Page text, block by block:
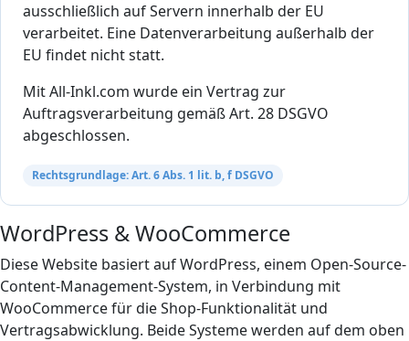
ausschließlich auf Servern innerhalb der EU
verarbeitet. Eine Datenverarbeitung außerhalb der
EU findet nicht statt.
Mit All-Inkl.com wurde ein Vertrag zur
Auftragsverarbeitung gemäß Art. 28 DSGVO
abgeschlossen.
Rechtsgrundlage: Art. 6 Abs. 1 lit. b, f DSGVO
WordPress & WooCommerce
Diese Website basiert auf WordPress, einem Open-Source-
Content-Management-System, in Verbindung mit
WooCommerce für die Shop-Funktionalität und
Vertragsabwicklung. Beide Systeme werden auf dem oben